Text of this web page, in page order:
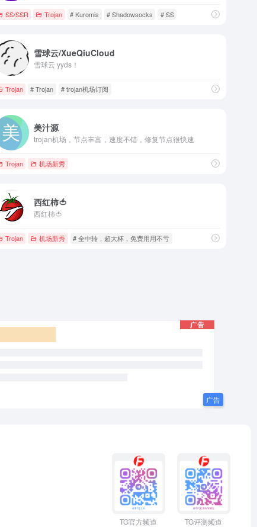
SS/SSR Trojan # Kuromis # Shadowsocks # SS
雪球云/XueQiuCloud
雪球云 yyds！
Trojan # Trojan # trojan机场订阅
美汁源
trojan机场，节点丰富，速度不错，修复节点很快速
Trojan 机场新秀
西红柿🍅
西红柿🍅
Trojan 机场新秀 # 全中转，超大杯，免费用用不亏
TG官方频道 TG评测频道